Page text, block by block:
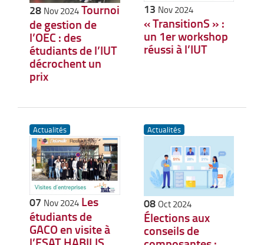
28 Nov 2024Tournoi
de gestion de
l’OEC : des
étudiants de l’IUT
décrochent un
prix
13 Nov 2024
« TransitionS » :
un 1er workshop
réussi à l’IUT
Actualités
07 Nov 2024 Les
étudiants de
GACO en visite à
Actualités
08Oct 2024
Élections aux
conseils de